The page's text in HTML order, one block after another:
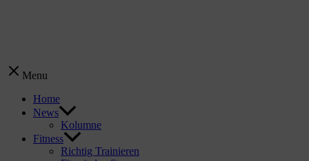
Menu
Home
News
Kolumne
Fitness
Richtig Trainieren